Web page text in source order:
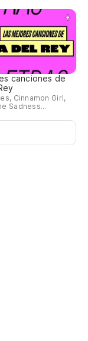
canciones de
Cinnamon Girl,
Sadness...